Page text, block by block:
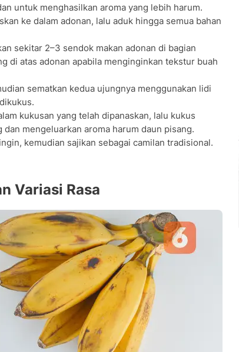
untuk menghasilkan aroma yang lebih harum.
ke dalam adonan, lalu aduk hingga semua bahan
sekitar 2–3 sendok makan adonan di bagian
di atas adonan apabila menginginkan tekstur buah
sematkan kedua ujungnya menggunakan lidi
kukusan yang telah dipanaskan, lalu kukus
mengeluarkan aroma harum daun pisang.
kemudian sajikan sebagai camilan tradisional.
Variasi Rasa